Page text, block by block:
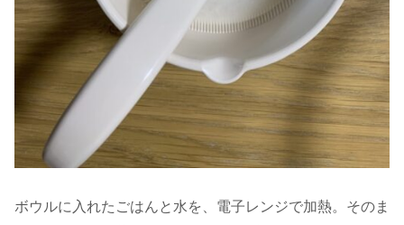
ボウルに入れたごはんと水を、電子レンジで加熱。そのま